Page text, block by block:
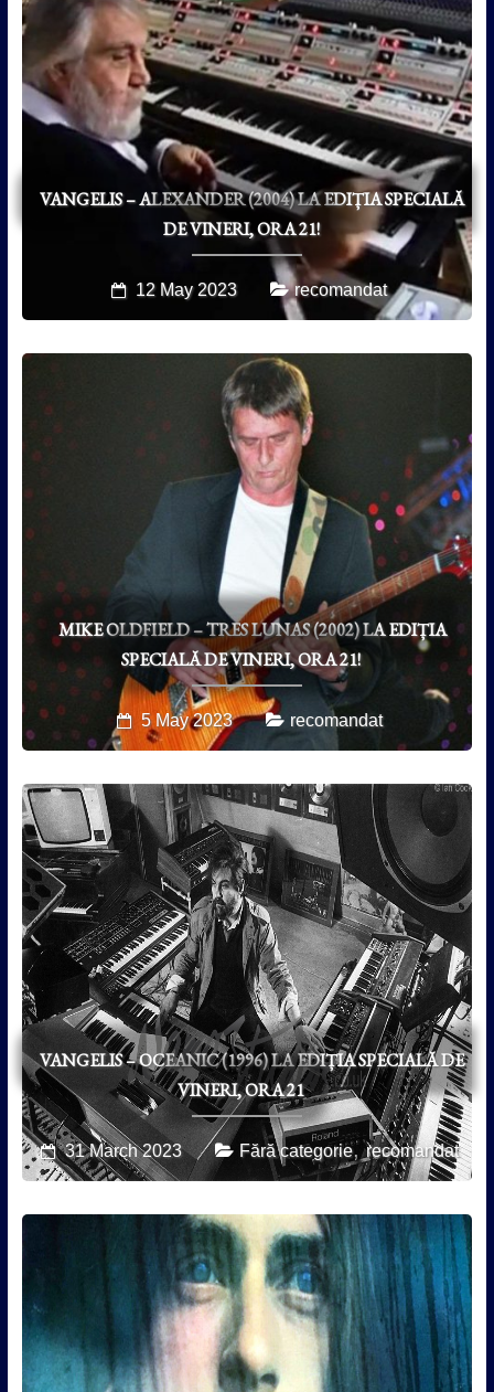
VANGELIS – ALEXANDER (2004) LA EDIȚIA SPECIALĂ
DE VINERI, ORA 21!
12 May 2023 recomandat
MIKE OLDFIELD – TRES LUNAS (2002) LA EDIȚIA
SPECIALĂ DE VINERI, ORA 21!
5 May 2023 recomandat
VANGELIS – OCEANIC (1996) LA EDIȚIA SPECIALĂ DE
VINERI, ORA 21
31 March 2023 Fără categorie,recomandat